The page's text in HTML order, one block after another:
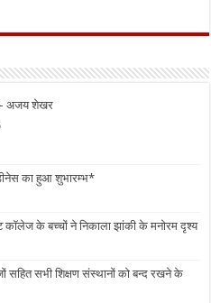
अजय शेखर
का हुआ शुभारम्भ*
कॉलेज के बच्चों ने निकाला झांकी के मनोरम दृश्य
सभी शिक्षण संस्थानों को बन्द रखने के